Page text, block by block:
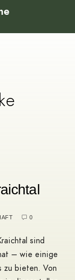
0
sind
– wie einige
zu bieten. Von